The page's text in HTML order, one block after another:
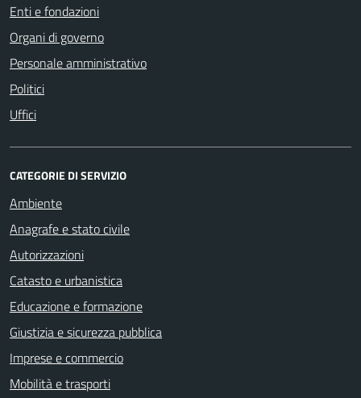
Enti e fondazioni
Organi di governo
Personale amministrativo
Politici
Uffici
CATEGORIE DI SERVIZIO
Ambiente
Anagrafe e stato civile
Autorizzazioni
Catasto e urbanistica
Educazione e formazione
Giustizia e sicurezza pubblica
Imprese e commercio
Mobilità e trasporti